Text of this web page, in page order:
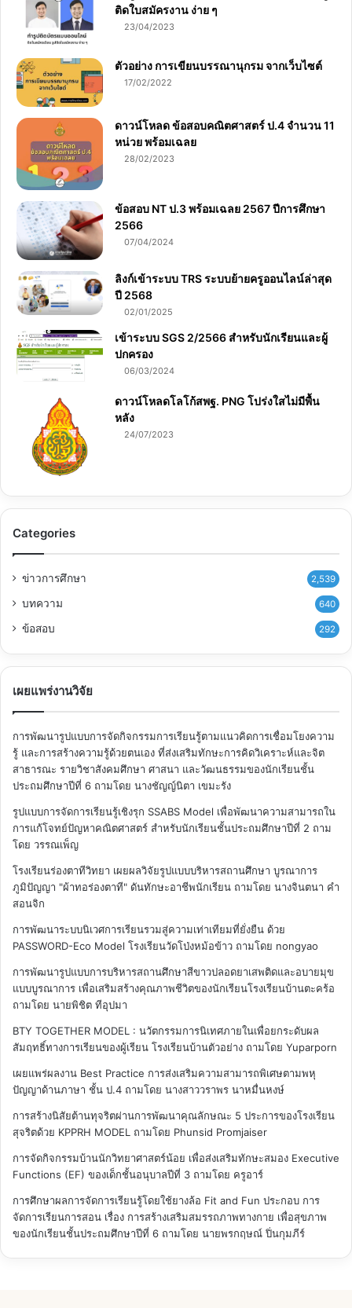
ติดใบสมัครงาน ง่าย ๆ
23/04/2023
ตัวอย่าง การเขียนบรรณานุกรม จากเว็บไซต์
17/02/2022
ดาวน์โหลด ข้อสอบคณิตศาสตร์ ป.4 จำนวน 11
หน่วย พร้อมเฉลย
28/02/2023
ข้อสอบ NT ป.3 พร้อมเฉลย 2567 ปีการศึกษา
2566
07/04/2024
ลิงก์เข้าระบบ TRS ระบบย้ายครูออนไลน์ล่าสุด
ปี 2568
02/01/2025
เข้าระบบ SGS 2/2566 สำหรับนักเรียนและผู้
ปกครอง
06/03/2024
ดาวน์โหลดโลโก้สพฐ. PNG โปร่งใสไม่มีพื้น
หลัง
24/07/2023
Categories
ข่าวการศึกษา 2,539
บทความ 640
ข้อสอบ 292
เผยแพร่งานวิจัย
การพัฒนารูปแบบการจัดกิจกรรมการเรียนรู้ตามแนวคิดการเชื่อมโยงความ
รู้ และการสร้างความรู้ด้วยตนเอง ที่ส่งเสริมทักษะการคิดวิเคราะห์และจิต
สาธารณะ รายวิชาสังคมศึกษา ศาสนา และวัฒนธรรมของนักเรียนชั้น
ประถมศึกษาปีที่ 6 ถามโดย นางชัญญ์นิตา เขมะรัง
รูปแบบการจัดการเรียนรู้เชิงรุก SSABS Model เพื่อพัฒนาความสามารถใน
การแก้โจทย์ปัญหาคณิตศาสตร์ สำหรับนักเรียนชั้นประถมศึกษาปีที่ 2 ถาม
โดย วรรณเพ็ญ
โรงเรียนร่องตาทีวิทยา เผยผลวิจัยรูปแบบบริหารสถานศึกษา บูรณาการ
ภูมิปัญญา "ผ้าทอร่องตาที" ดันทักษะอาชีพนักเรียน ถามโดย นางจินตนา คำ
สอนจิก
การพัฒนาระบบนิเวศการเรียนรวมสู่ความเท่าเทียมที่ยั่งยืน ด้วย
PASSWORD-Eco Model โรงเรียนวัดโป่งหม้อข้าว ถามโดย nongyao
การพัฒนารูปแบบการบริหารสถานศึกษาสีขาวปลอดยาเสพติดและอบายมุข
แบบบูรณาการ เพื่อเสริมสร้างคุณภาพชีวิตของนักเรียนโรงเรียนบ้านตะคร้อ
ถามโดย นายพิชิต ทีอุปมา
BTY TOGETHER MODEL : นวัตกรรมการนิเทศภายในเพื่อยกระดับผล
สัมฤทธิ์ทางการเรียนของผู้เรียน โรงเรียนบ้านตัวอย่าง ถามโดย Yuparporn
เผยแพร่ผลงาน Best Practice การส่งเสริมความสามารถพิเศษตามพหุ
ปัญญาด้านภาษา ชั้น ป.4 ถามโดย นางสาววราพร นาหมื่นหงษ์
การสร้างนิสัยต้านทุจริตผ่านการพัฒนาคุณลักษณะ 5 ประการของโรงเรียน
สุจริตด้วย KPPRH MODEL ถามโดย Phunsid Promjaiser
การจัดกิจกรรมบ้านนักวิทยาศาสตร์น้อย เพื่อส่งเสริมทักษะสมอง Executive
Functions (EF) ของเด็กชั้นอนุบาลปีที่ 3 ถามโดย ครูอาร์
การศึกษาผลการจัดการเรียนรู้โดยใช้ยางล้อ Fit and Fun ประกอบ การ
จัดการเรียนการสอน เรื่อง การสร้างเสริมสมรรถภาพทางกาย เพื่อสุขภาพ
ของนักเรียนชั้นประถมศึกษาปีที่ 6 ถามโดย นายพรกฤษณ์ ปิ่นกุมภีร์